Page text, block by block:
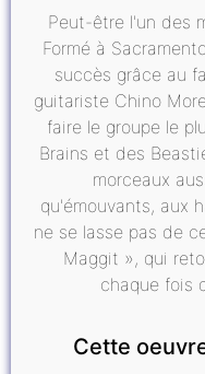
Peut-être l'un des
Formé à
succès grâce au
guitariste Chino
faire le groupe le
Brains et des
morceaux
qu'émouvants, aux
ne se lasse pas de
Maggit », qui
chaque fois
Cette